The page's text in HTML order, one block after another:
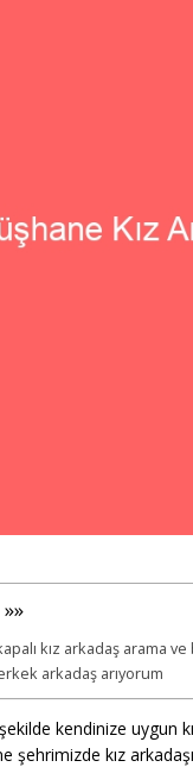
kız arkadaş arama
arkadaş arıyorum
kendinize uygun
şehrimizde kız